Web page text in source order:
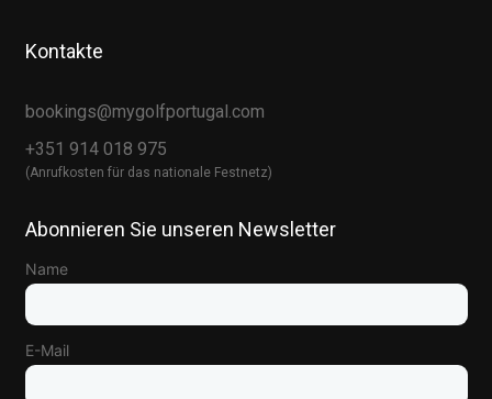
Kontakte
bookings@mygolfportugal.com
+351 914 018 975
(Anrufkosten für das nationale Festnetz)
Abonnieren Sie unseren Newsletter
Name
E-Mail